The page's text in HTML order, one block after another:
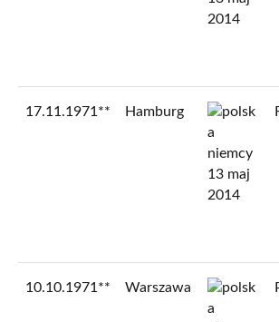
17.11.1971** Hamburg
10.10.1971** Warszawa